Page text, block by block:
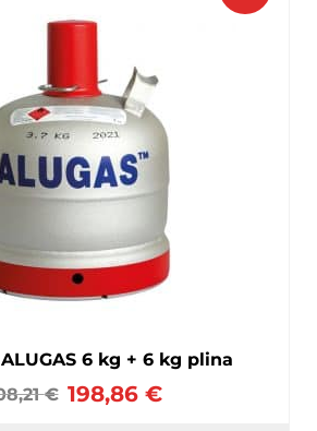
6 kg + 6 kg plina
€ 198,86€